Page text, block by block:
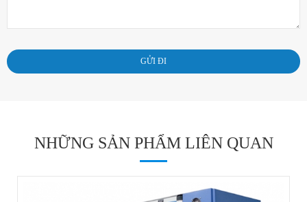
NHỮNG SẢN PHẨM LIÊN QUAN